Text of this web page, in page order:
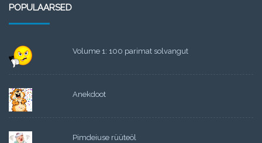
POPULAARSED
Volume 1: 100 parimat solvangut
Anekdoot
Pimdeiuse rüüteöl